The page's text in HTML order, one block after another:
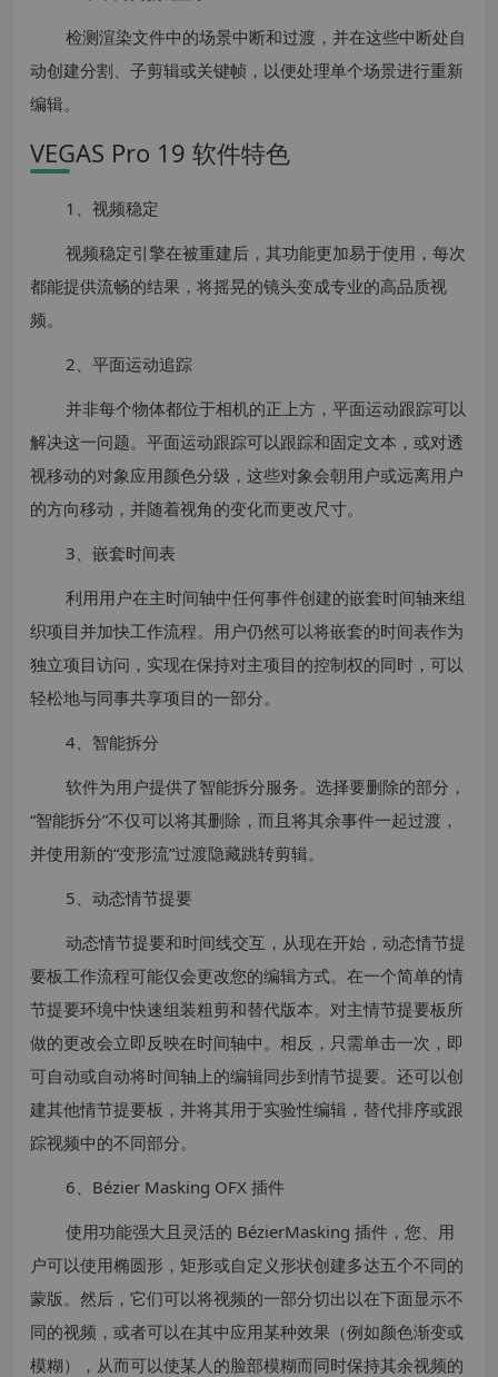
检测渲染文件中的场景中断和过渡，并在这些中断处自
动创建分割、子剪辑或关键帧，以便处理单个场景进行重新
编辑。
VEGAS Pro 19 软件特色
1、视频稳定
视频稳定引擎在被重建后，其功能更加易于使用，每次
都能提供流畅的结果，将摇晃的镜头变成专业的高品质视
频。
2、平面运动追踪
并非每个物体都位于相机的正上方，平面运动跟踪可以
解决这一问题。平面运动跟踪可以跟踪和固定文本，或对透
视移动的对象应用颜色分级，这些对象会朝用户或远离用户
的方向移动，并随着视角的变化而更改尺寸。
3、嵌套时间表
利用用户在主时间轴中任何事件创建的嵌套时间轴来组
织项目并加快工作流程。用户仍然可以将嵌套的时间表作为
独立项目访问，实现在保持对主项目的控制权的同时，可以
轻松地与同事共享项目的一部分。
4、智能拆分
软件为用户提供了智能拆分服务。选择要删除的部分，
“智能拆分”不仅可以将其删除，而且将其余事件一起过渡，
并使用新的“变形流”过渡隐藏跳转剪辑。
5、动态情节提要
动态情节提要和时间线交互，从现在开始，动态情节提
要板工作流程可能仅会更改您的编辑方式。在一个简单的情
节提要环境中快速组装粗剪和替代版本。对主情节提要板所
做的更改会立即反映在时间轴中。相反，只需单击一次，即
可自动或自动将时间轴上的编辑同步到情节提要。还可以创
建其他情节提要板，并将其用于实验性编辑，替代排序或跟
踪视频中的不同部分。
6、Bézier Masking OFX 插件
使用功能强大且灵活的 BézierMasking 插件，您、用
户可以使用椭圆形，矩形或自定义形状创建多达五个不同的
蒙版。然后，它们可以将视频的一部分切出以在下面显示不
同的视频，或者可以在其中应用某种效果（例如颜色渐变或
模糊），从而可以使某人的脸部模糊而同时保持其余视频的